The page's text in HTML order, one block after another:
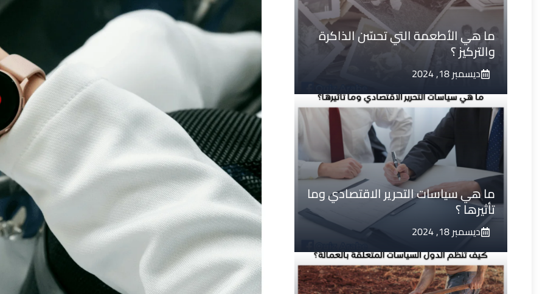
ما هي الأطعمة التي تحسّن الذاكرة
والتركيز ؟
ديسمبر 18, 2024
ما هي سياسات التحرير الاقتصادي وما
تأثيرها ؟
ديسمبر 18, 2024